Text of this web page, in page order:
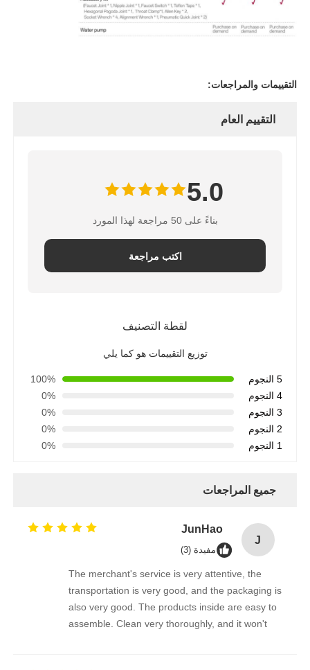
التقييمات والمراجعات:
التقييم العام
5.0
بناءً على 50 مراجعة لهذا المورد
اكتب مراجعة
لقطة التصنيف
توزيع التقييمات هو كما يلي
5 النجوم
100%
4 النجوم
0%
3 النجوم
0%
2 النجوم
0%
1 النجوم
0%
جميع المراجعات
J
JunHao
مفيدة (3)
The merchant's service is very attentive, the
transportation is very good, and the packaging is
also very good. The products inside are easy to
assemble. Clean very thoroughly, and it won't